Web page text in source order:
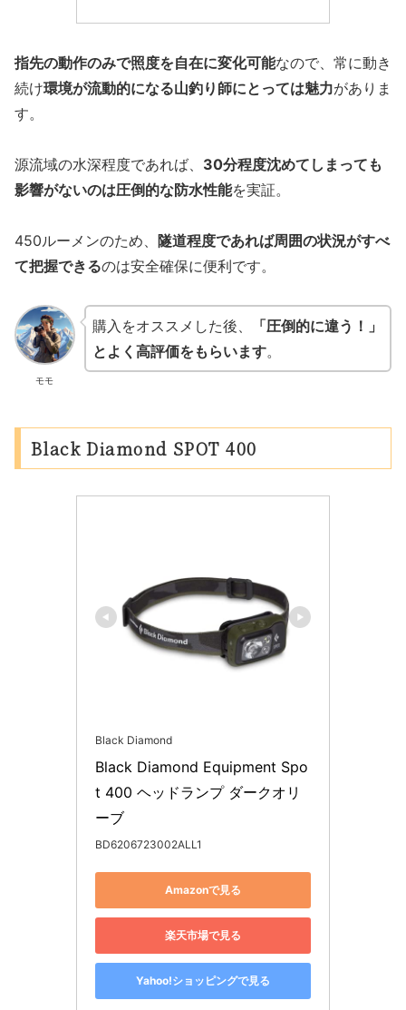
指先の動作のみで照度を自在に変化可能なので、常に動き
続け環境が流動的になる山釣り師にとっては魅力がありま
す。
源流域の水深程度であれば、 30分程度沈めてしまっても
影響がないのは圧倒的な防水性能を実証。
450ルーメンのため、 隧道程度であれば周囲の状況がすべ
て把握できるのは安全確保に便利です。
モモ
購入をオススメした後、
「圧倒的に違う！」
とよく高評価をもらいます。
Black Diamond SPOT 400
Black Diamond
Black Diamond Equipment Spo
t 400 ヘッドランプ ダークオリ
ーブ
BD6206723002ALL1
Amazonで見る
楽天市場で見る
Yahoo!ショッピングで見る